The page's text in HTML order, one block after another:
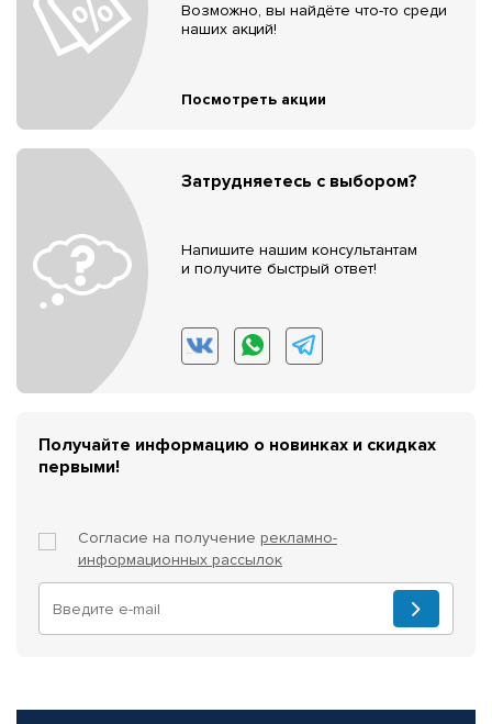
Возможно, вы найдёте что-то среди
наших акций!
Посмотреть акции
Затрудняетесь с выбором?
Напишите нашим консультантам
и получите быстрый ответ!
Получайте информацию о новинках и скидках
первыми!
Согласие на получение рекламно-
информационных рассылок